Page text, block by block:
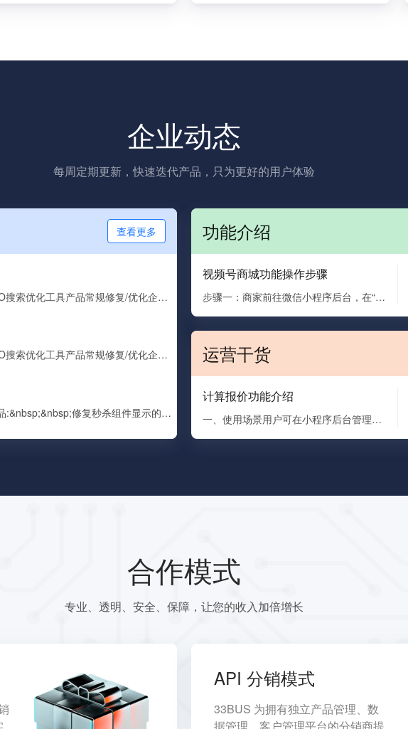
企业动态
每周定期更新，快速迭代产品，只为更好的用户体验
查看更多
常规修复/优化微信小程序产品常规修复/优化GEO搜索优化工具产品常规修复/优化企业网站模板产品
常规修复/优化微信小程序产品常规修复/优化GEO搜索优化工具产品常规修复/优化企业网站模板产品
常规修复/优化微信小程序产品2、微信小程序产品:&nbsp;&nbsp;修复秒杀组件显示的问题。3、GEO搜索优化工具：新增首页数据汇总及引导步骤。4、企业模板网站产品：优化表单组件，增加隐藏标题设置。
功能介绍
视频号商城功能操作步骤
步骤一：商家前往微信小程序后台，在“功能”菜单中找到交易组件，申请自定义交易组件, 完成开通后，进入应用后台自定义交易组件，进行商品上传
运营干货
计算报价功能介绍
一、使用场景用户可在小程序后台管理页面设置计算字段与公式，访客输入对应计算值，即可实现自动计算结果，并提供相关的咨询入口，适用于装修报价、建材报价、房贷计算等场景。二、商家如何使用计算报价功能1.拖动组...
合作模式
专业、透明、安全、保障，让您的收入加倍增长
API 分销模式
33BUS 为拥有独立产品管理、数